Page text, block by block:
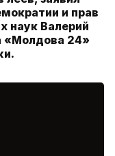
и прав
наук Валерий
«Молдова 24»